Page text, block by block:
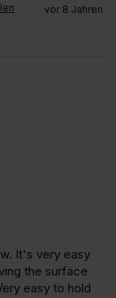
vor 8 Jahren
It's very easy
the surface
easy to hold